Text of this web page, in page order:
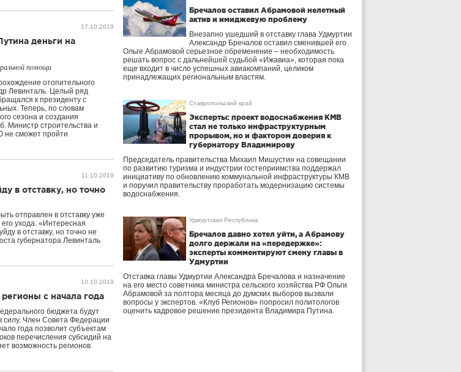
17.10.2019
деньги на
помощи
отопительного
Левинталь. Целый ряд
к президенту с
Теперь, по словам
сезона и создания
Министр строительства и
не сможет пройти
11.10.2019
в отставку, но точно
отправлен в отставку уже
ухода. «Интересная
в отставку, но точно не
губернатора Левинталь
10.10.2019
с начала года
бюджета будут
силу. Член Совета Федерации
года позволит субъектам
перечисления субсидий на
возможность регионов
Бречалов оставил Абрамовой нелетный
актив и имиджевую проблему
Внезапно ушедший в отставку глава Удмуртии
Александр Бречалов оставил сменившей его
Ольге Абрамовой серьезное обременение – необходимость
решать вопрос с дальнейшей судьбой «Ижавиа», которая пока
еще входит в число успешных авиакомпаний, целиком
принадлежащих региональным властям.
Ставропольский край
Эксперты: проект водоснабжения КМВ
стал не только инфраструктурным
прорывом, но и фактором доверия к
губернатору Владимирову
Председатель правительства Михаил Мишустин на совещании
по развитию туризма и индустрии гостеприимства поддержал
инициативу по обновлению коммунальной инфраструктуры КМВ
и поручил правительству проработать модернизацию системы
водоснабжения.
Удмуртская Республика
Бречалов давно хотел уйти, а Абрамову
долго держали на «передержке»:
эксперты комментируют смену главы в
Удмуртии
Отставка главы Удмуртии Александра Бречалова и назначение
на его место советника министра сельского хозяйства РФ Ольги
Абрамовой за полтора месяца до думских выборов вызвали
вопросы у экспертов. «Клуб Регионов» попросил политологов
оценить кадровое решение президента Владимира Путина.